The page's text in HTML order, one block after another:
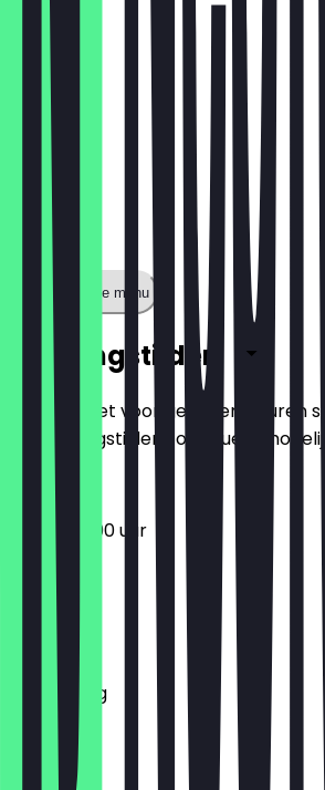
Toon volledige menu
Openingstijden
Zodat je niet voor gesloten deuren
de openingstijden zo actueel mogelijk.
06:30 - 19:00 uur
Maandag
Dinsdag
Woensdag
Donderdag
Vrijdag
Zaterdag
Zondag